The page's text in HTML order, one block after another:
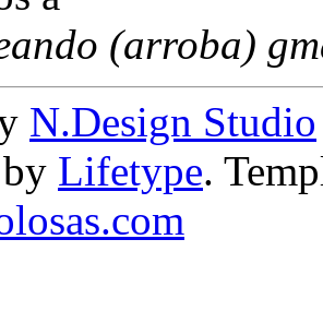
(arroba)
N.Design Studio
Lifetype.